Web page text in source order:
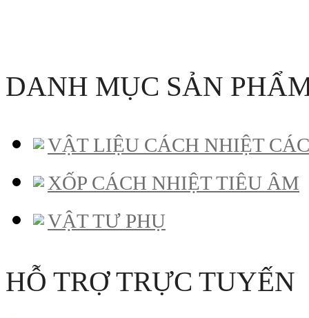
DANH MỤC SẢN
VẬT LIỆU CÁCH NHIỆT
XỐP CÁCH NHIỆT TIÊU ÂM
VẬT TƯ PHỤ
HỖ TRỢ TRỰC TUYẾN